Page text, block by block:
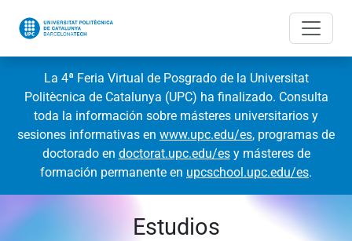
La 4ª Feria Virtual de Posgrado de la Universitat
Politècnica de Catalunya (UPC) ha finalizado. Consulta
toda la información sobre másteres universitarios y
sesiones informativas en www.upc.edu/es, programas de
doctorado en doctorat.upc.edu/esy másteres de
formación permanente en upcschool.upc.edu/es.
Estudios